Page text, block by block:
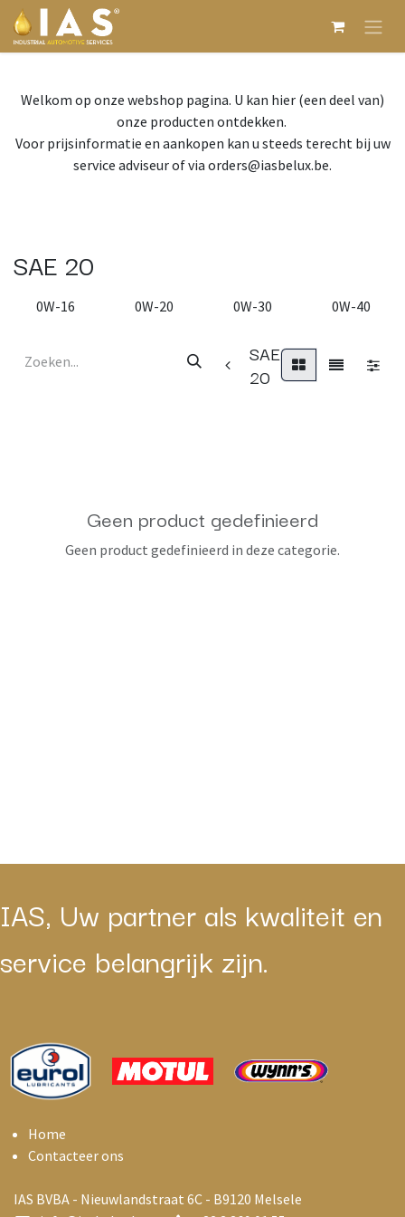
Overslaan naar inhoud
Welkom op onze webshop pagina. U kan hier (een deel van)
onze producten ontdekken.
Voor prijsinformatie en aankopen kan u steeds terecht bij uw
service adviseur of via orders@iasbelux.be.
SAE 20
0W-16 0W-20 0W-30 0W-40
SAE
20
Geen product gedefinieerd
Geen product gedefinieerd in deze categorie.
IAS, Uw partner als kwaliteit en
service belangrijk zijn.
Home
Contacteer ons
IAS BVBA - Nieuwlandstraat 6C - B9120 Melsele